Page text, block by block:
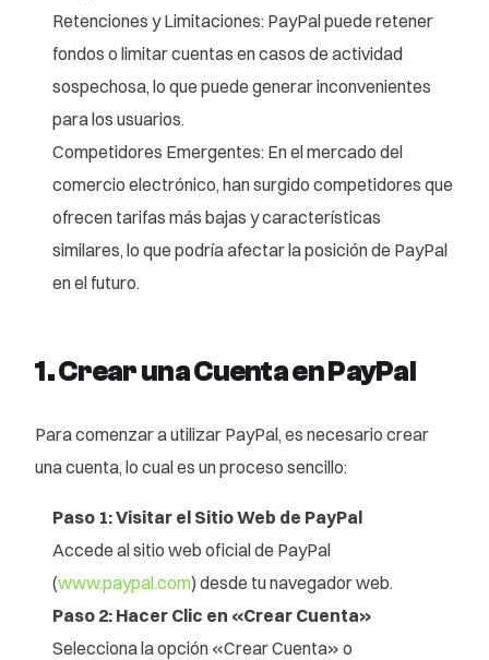
Retenciones y Limitaciones: PayPal puede retener
fondos o limitar cuentas en casos de actividad
sospechosa, lo que puede generar inconvenientes
para los usuarios.
Competidores Emergentes: En el mercado del
comercio electrónico, han surgido competidores que
ofrecen tarifas más bajas y características
similares, lo que podría afectar la posición de PayPal
en el futuro.
1. Crear una Cuenta en PayPal
Para comenzar a utilizar PayPal, es necesario crear
una cuenta, lo cual es un proceso sencillo:
Paso 1: Visitar el Sitio Web de PayPal
Accede al sitio web oficial de PayPal
(www.paypal.com) desde tu navegador web.
Paso 2: Hacer Clic en «Crear Cuenta»
Selecciona la opción «Crear Cuenta» o